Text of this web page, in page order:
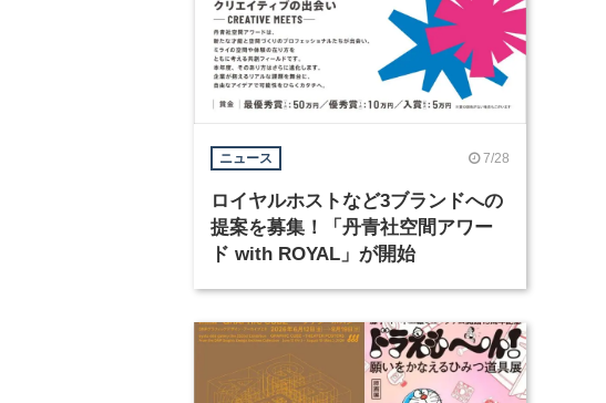
ニュース 7/28
ロイヤルホストなど3ブランドへの
提案を募集！「丹青社空間アワー
ド with ROYAL」が開始